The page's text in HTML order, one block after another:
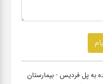
به پل فردیس - بیمارستان